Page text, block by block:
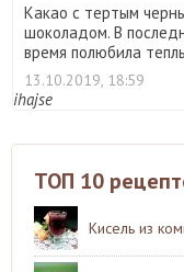
Какао с тертым
шоколадом. В
время полюбила
...
13.10.2019, 18:59
ihajse
ТОП 10
Кисель из